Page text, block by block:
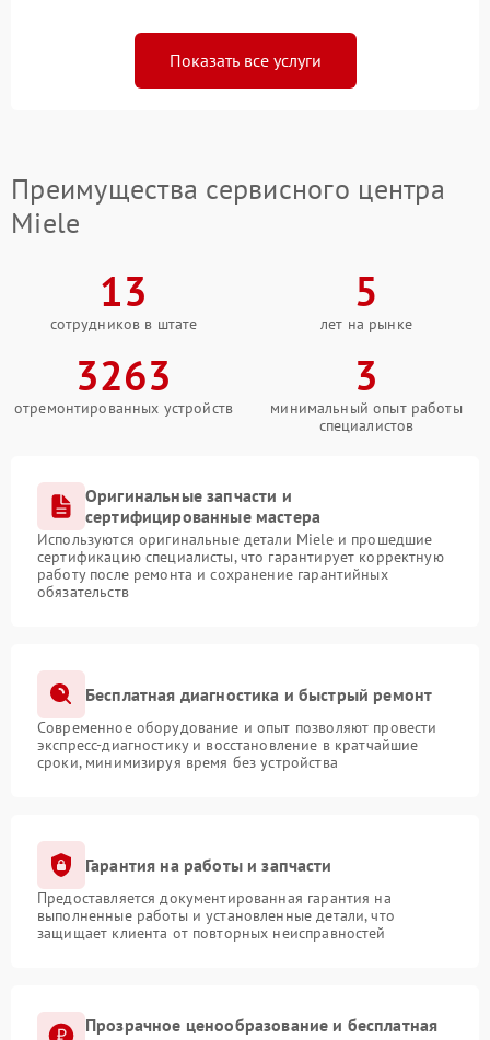
Показать все услуги
Преимущества сервисного центра
Miele
13
сотрудников в штате
5
лет на рынке
3263
отремонтированных устройств
3
минимальный опыт работы
специалистов
Оригинальные запчасти и
сертифицированные мастера
Используются оригинальные детали Miele и прошедшие
сертификацию специалисты, что гарантирует корректную
работу после ремонта и сохранение гарантийных
обязательств
Бесплатная диагностика и быстрый ремонт
Современное оборудование и опыт позволяют провести
экспресс-диагностику и восстановление в кратчайшие
сроки, минимизируя время без устройства
Гарантия на работы и запчасти
Предоставляется документированная гарантия на
выполненные работы и установленные детали, что
защищает клиента от повторных неисправностей
Прозрачное ценообразование и бесплатная